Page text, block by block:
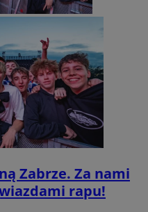
Zabrze. Za nami
rapu!